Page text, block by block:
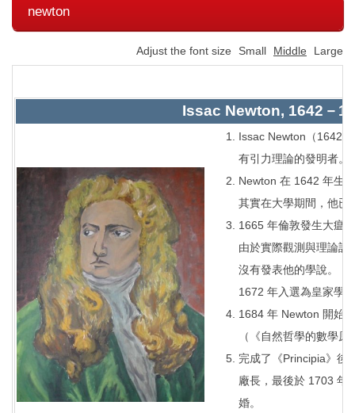
newton
Adjust the font size Small Middle Large
Issac Newton, 1642－
Issac Newton（1642
有引力理論的發明者。
Newton 在 1642 年生
其實在大學期間，他已
1665 年倫敦發生大瘟
由於實際觀測與理論計
沒有發表他的學說。
1672 年入選為皇家學
1684 年 Newton 開始
（《自然哲學的數學
完成了《Principia》後
廠長，最後於 1703 年
婚。